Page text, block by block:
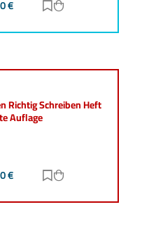
€ Zur Merkliste
Richtig Schreiben Heft
Auflage
€ Zur Merkliste